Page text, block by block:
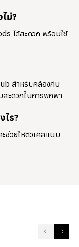
ม่?
ได้สะดวก พร้อมใช้
สำหรับคล้องกับ
ะดวกในการพกพา
ไร?
ช่วยให้ตัวเคสแนบ